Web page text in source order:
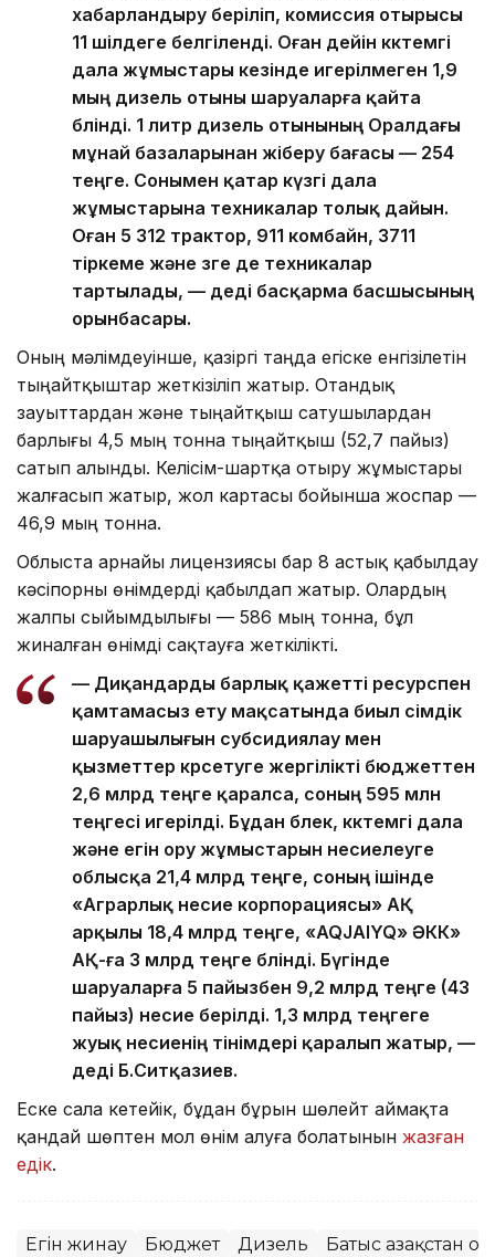
хабарландыру беріліп, комиссия отырысы
11 шілдеге белгіленді. Оған дейін көктемгі
дала жұмыстары кезінде игерілмеген 1,9
мың дизель отыны шаруаларға қайта
бөлінді. 1 литр дизель отынының Оралдағы
мұнай базаларынан жіберу бағасы — 254
теңге. Сонымен қатар күзгі дала
жұмыстарына техникалар толық дайын.
Оған 5 312 трактор, 911 комбайн, 3711
тіркеме және өзге де техникалар
тартылады, — деді басқарма басшысының
орынбасары.
Оның мәлімдеуінше, қазіргі таңда егіске енгізілетін
тыңайтқыштар жеткізіліп жатыр. Отандық
зауыттардан және тыңайтқыш сатушылардан
барлығы 4,5 мың тонна тыңайтқыш (52,7 пайыз)
сатып алынды. Келісім-шартқа отыру жұмыстары
жалғасып жатыр, жол картасы бойынша жоспар —
46,9 мың тонна.
Облыста арнайы лицензиясы бар 8 астық қабылдау
кәсіпорны өнімдерді қабылдап жатыр. Олардың
жалпы сыйымдылығы — 586 мың тонна, бұл
жиналған өнімді сақтауға жеткілікті.
— Диқандарды барлық қажетті ресурспен
қамтамасыз ету мақсатында биыл өсімдік
шаруашылығын субсидиялау мен
қызметтер көрсетуге жергілікті бюджеттен
2,6 млрд теңге қаралса, соның 595 млн
теңгесі игерілді. Бұдан бөлек, көктемгі дала
және егін ору жұмыстарын несиелеуге
облысқа 21,4 млрд теңге, соның ішінде
«Аграрлық несие корпорациясы» АҚ
арқылы 18,4 млрд теңге, «AQJAIYQ» ӘКК»
АҚ-ға 3 млрд теңге бөлінді. Бүгінде
шаруаларға 5 пайызбен 9,2 млрд теңге (43
пайыз) несие берілді. 1,3 млрд теңгеге
жуық несиенің өтінімдері қаралып жатыр, —
деді Б.Ситқазиев.
Еске сала кетейік, бұдан бұрын шөлейт аймақта
қандай шөптен мол өнім алуға болатынын жазған
едік.
Егін жинау Бюджет Дизель Батыс Қазақстан